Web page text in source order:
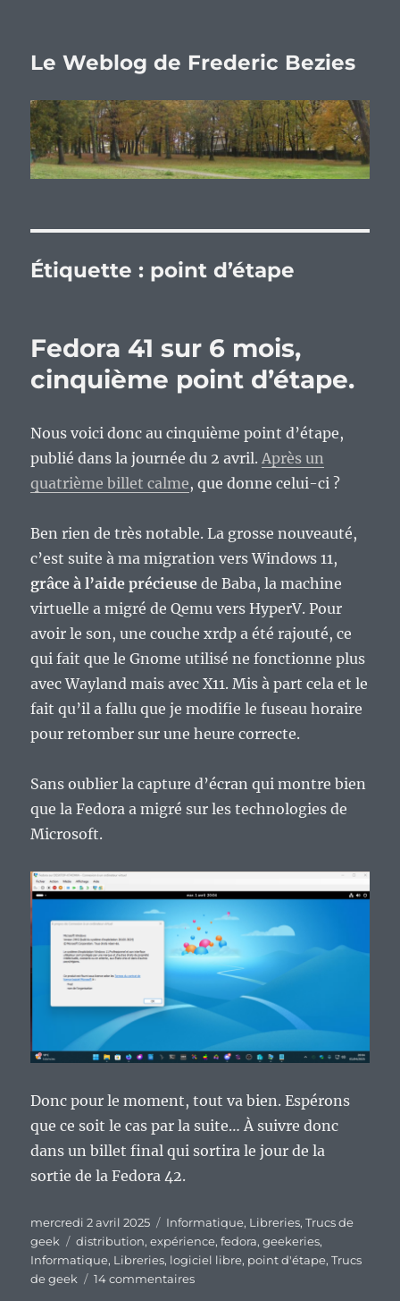
Le Weblog de Frederic Bezies
Étiquette : point d’étape
Fedora 41 sur 6 mois,
cinquième point d’étape.
Nous voici donc au cinquième point d’étape,
publié dans la journée du 2 avril.Après un
quatrième billet calme, que donne celui-ci ?
Ben rien de très notable. La grosse nouveauté,
c’est suite à ma migration vers Windows 11,
grâce à l’aide précieuse de Baba, la machine
virtuelle a migré de Qemu vers HyperV. Pour
avoir le son, une couche xrdp a été rajouté, ce
qui fait que le Gnome utilisé ne fonctionne plus
avec Wayland mais avec X11. Mis à part cela et le
fait qu’il a fallu que je modifie le fuseau horaire
pour retomber sur une heure correcte.
Sans oublier la capture d’écran qui montre bien
que la Fedora a migré sur les technologies de
Microsoft.
Donc pour le moment, tout va bien. Espérons
que ce soit le cas par la suite… À suivre donc
dans un billet final qui sortira le jour de la
sortie de la Fedora 42.
Publié
le
mercredi 2 avril 2025 Catégories
Informatique, Libreries,Trucs de
geek
Étiquettes
distribution,expérience,fedora,geekeries,
Informatique, Libreries, logiciel libre, point d'étape,Trucs
de geek
14 commentairessur